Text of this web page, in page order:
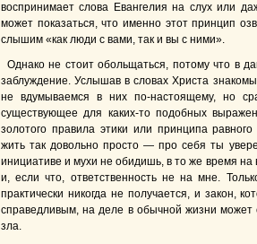
воспринимает слова Евангелия на слух или
может показаться, что именно этот принцип
слышим «как люди с вами, так и вы с ними».
Однако не стоит обольщаться, потому что в
заблуждение. Услышав в словах Христа
не вдумываемся в них по-настоящему, но
существующее для каких-то подобных
золотого правила этики или принципа
жить так довольно просто — про себя ты
инициативе и мухи не обидишь, в то же время
и, если что, ответственность не на мне.
практически никогда не получается, и закон,
справедливым, на деле в обычной жизни может
зла.